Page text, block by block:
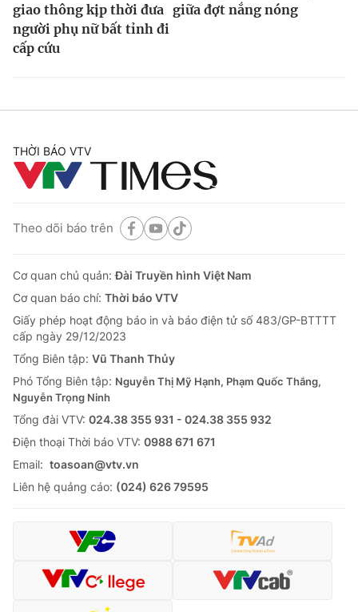
giao thông kịp thời đưa
người phụ nữ bất tỉnh đi
cấp cứu
giữa đợt nắng nóng
THỜI BÁO VTV
Theo dõi báo trên
Cơ quan chủ quản:Đài Truyền hình Việt Nam
Cơ quan báo chí: Thời báo VTV
Giấy phép hoạt động báo in và báo điện tử số 483/GP-BTTTT
cấp ngày 29/12/2023
Tổng Biên tập: Vũ Thanh Thủy
Phó Tổng Biên tập: Nguyễn Thị Mỹ Hạnh, Phạm Quốc Thắng,
Nguyễn Trọng Ninh
Tổng đài VTV: 024.38 355 931 - 024.38 355 932
Ðiện thoại Thời báo VTV: 0988 671 671
Email: toasoan@vtv.vn
Liên hệ quảng cáo: (024) 626 79595